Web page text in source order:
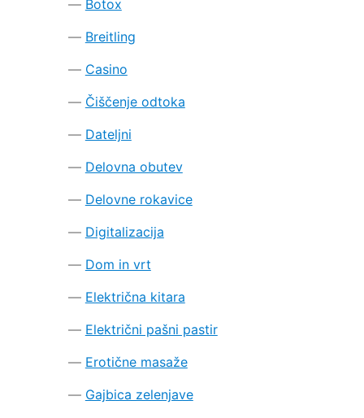
Botox
Breitling
Casino
Čiščenje odtoka
Dateljni
Delovna obutev
Delovne rokavice
Digitalizacija
Dom in vrt
Električna kitara
Električni pašni pastir
Erotične masaže
Gajbica zelenjave